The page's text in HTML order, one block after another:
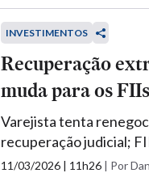
INVESTIMENTOS
Recuperação
muda para os
Varejista tenta
recuperação judicial;
11/03/2026 | 11h26 | Por